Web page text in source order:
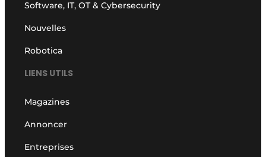
Software, IT, OT & Cybersecurity
Nouvelles
Robotica
LIENS UTILS
Magazines
Annoncer
Entreprises